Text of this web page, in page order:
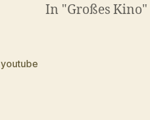
In "Großes Kino"
youtube